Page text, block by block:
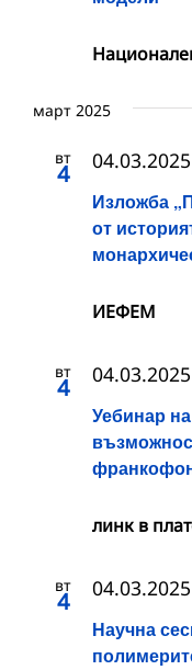
март 2025
вт
4
Изложба
от
ИЕФЕМ
вт
4
Уебинар
линк в
вт
4
Научна